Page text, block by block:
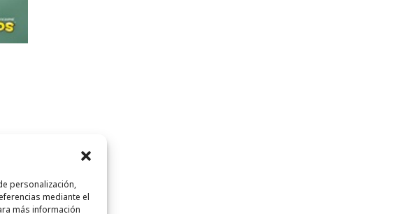
personalización,
mediante el
más información